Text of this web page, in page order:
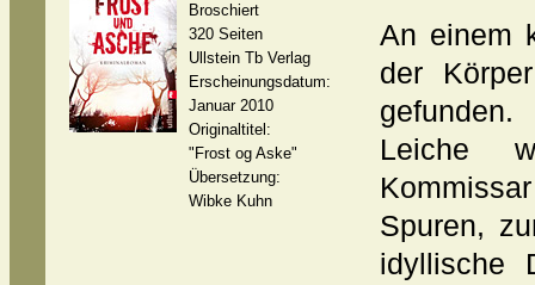
Broschiert
320 Seiten
Ullstein Tb Verlag
Erscheinungsdatum:
Januar 2010
Originaltitel:
"Frost og Aske"
Übersetzung:
Wibke Kuhn
An einem
der
Leiche
Spuren,
idyllische